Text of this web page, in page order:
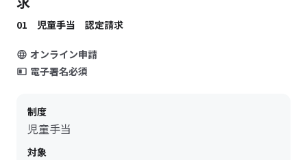
01 児童手当 認定請求
オンライン申請
電子署名必須
制度
児童手当
対象